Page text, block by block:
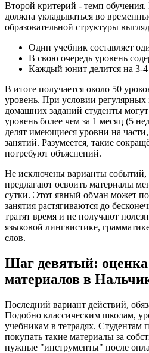
Второй критерий - темп
должна укладываться во
образовательной структуры
Один учебник составляет
В свою очередь уровень
Каждый юнит делится на 3-4
В итоге получается около 50
уровень. При условии
домашних заданий студенты
уровень более чем за 1 месяц (5
делят имеющиеся уровни на
занятий. Разумеется, такие
потребуют объяснений.
Не исключены варианты событий,
предлагают освоить материалы
сутки. Этот явный обман может
занятия растягиваются до
тратят время и не получают
языковой лингвистике,
слов.
Шаг девятый: оценка
материалов в
Последний вариант действий,
Подобно классическим школам,
учебникам в тетрадях. Студентам
покупать такие материалы за
нужные "инструменты" после